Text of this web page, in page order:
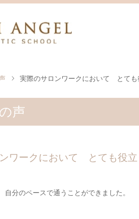
実際のサロンワークにおいて とても
声
ワークにおいて とても役
分のペースで通うことができました。